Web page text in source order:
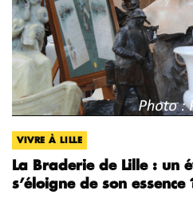
VIVRE À LILLE
La Braderie de Lille : un
s’éloigne de son essence